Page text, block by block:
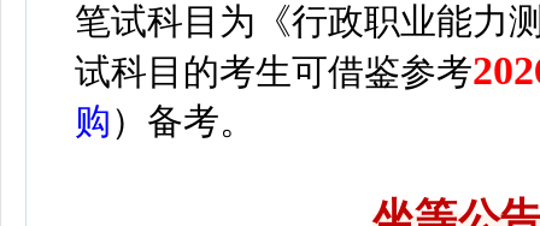
笔试科目为《行政职业能力
试科目的考生可借鉴参考
购）备考。